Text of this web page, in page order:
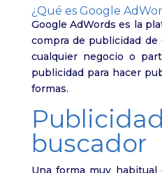
¿Qué es Google
Google AdWords es la
compra de publicidad de
cualquier negocio o
publicidad para hacer
formas.
buscador